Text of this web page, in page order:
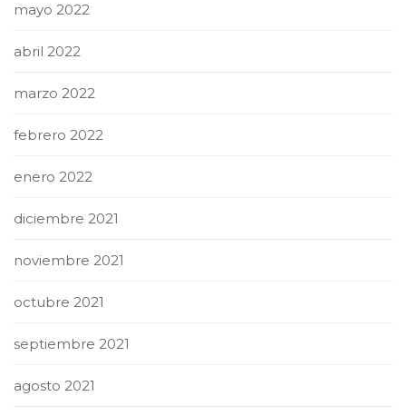
mayo 2022
abril 2022
marzo 2022
febrero 2022
enero 2022
diciembre 2021
noviembre 2021
octubre 2021
septiembre 2021
agosto 2021